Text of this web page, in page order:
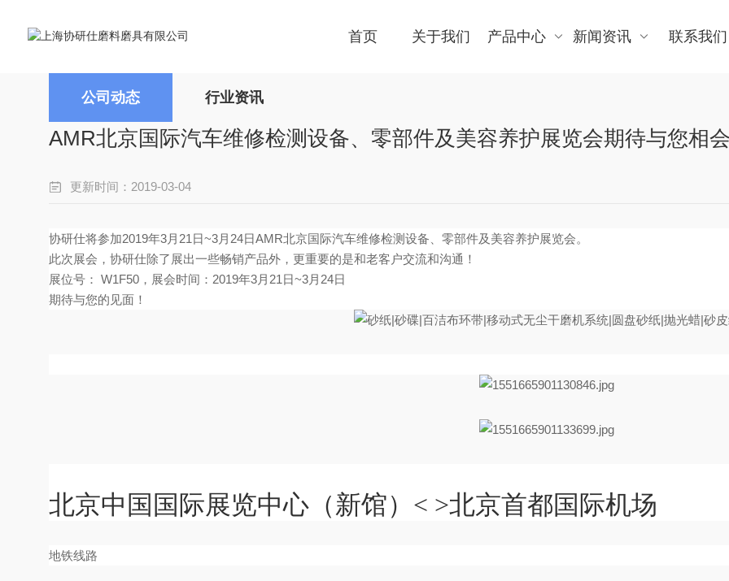
首页 关于我们 产品中心 新闻资讯 联系我们
公司动态 行业资讯
AMR北京国际汽车维修检测设备、零部件及美容养护展览会期待与您相
更新时间：2019-03-04
协研仕将参加2019年3月21日~3月24日AMR北京国际汽车维修检测设备、零部件及美容养护展览会。
此次展会，协研仕除了展出一些畅销产品外，更重要的是和老客户交流和沟通！
展位号： W1F50，展会时间：2019年3月21日~3月24日
期待与您的见面！
北京中国国际展览中心（新馆）< >北京首都国际机场
地铁线路